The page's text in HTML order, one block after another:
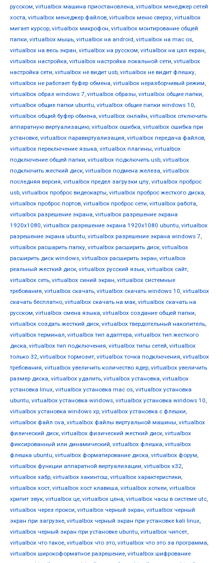
русском, virtualbox машина приостановлена, virtualbox менеджер сетей
хоста, virtualbox менеджер файлов, virtualbox меню сверху, virtualbox
мигает курсор, virtualbox микрофон, virtualbox монтирование общей
папки, virtualbox мышь, virtualbox на android, virtualbox на mac os,
virtualbox на весь экран, virtualbox на русском, virtualbox на цял екран,
virtualbox настройка, virtualbox настройка локальной сети, virtualbox
настройка сети, virtualbox не видит usb, virtualbox не видит флешку,
virtualbox не работает буфер обмена, virtualbox неразборчивый режим,
virtualbox образ windows 7, virtualbox образы, virtualbox общие папки,
virtualbox общие папки ubuntu, virtualbox общие папки windows 10,
virtualbox общий буфер обмена, virtualbox онлайн, virtualbox отключить
аппаратную виртуализацию, virtualbox ошибка, virtualbox ошибка при
установке, virtualbox паравиртуализация, virtualbox передача файлов,
virtualbox переключение языка, virtualbox плагины, virtualbox
подключение общей папки, virtualbox подключить usb, virtualbox
подключить жесткий диск, virtualbox подмена железа, virtualbox
последняя версия, virtualbox предел загрузки цпу, virtualbox проброс
usb, virtualbox проброс видеокарты, virtualbox проброс жесткого диска,
virtualbox проброс портов, virtualbox проброс сети, virtualbox работа,
virtualbox разрешение экрана, virtualbox разрешение экрана
1920x1080, virtualbox разрешение экрана 1920x1080 ubuntu, virtualbox
разрешение экрана ubuntu, virtualbox разрешение экрана windows 7,
virtualbox расшарить папку, virtualbox расширить диск, virtualbox
расширить диск windows, virtualbox расширить экран, virtualbox
реальный жесткий диск, virtualbox русский язык, virtualbox сайт,
virtualbox сеть, virtualbox синий экран, virtualbox системные
требования, virtualbox скачать, virtualbox скачать windows 10, virtualbox
скачать бесплатно, virtualbox скачать на мак, virtualbox скачать на
русском, virtualbox смена языка, virtualbox создание общей папки,
virtualbox создать жесткий диск, virtualbox твердотельный накопитель,
virtualbox терминал, virtualbox тип адаптера, virtualbox тип жесткого
диска, virtualbox тип подключения, virtualbox типы сетей, virtualbox
только 32, virtualbox тормозит, virtualbox точка подключения, virtualbox
требования, virtualbox увеличить количество ядер, virtualbox увеличить
размер диска, virtualbox удалить, virtualbox установка, virtualbox
установка linux, virtualbox установка mac os, virtualbox установка
ubuntu, virtualbox установка windows, virtualbox установка windows 10,
virtualbox установка windows xp, virtualbox установка с флешки,
virtualbox файл ova, virtualbox файлы виртуальной машины, virtualbox
физический диск, virtualbox физический жесткий диск, virtualbox
фиксированный или динамический, virtualbox флешка, virtualbox
флешка ubuntu, virtualbox форматирование диска, virtualbox форум,
virtualbox функции аппаратной виртуализации, virtualbox х32,
virtualbox хабр, virtualbox хакинтош, virtualbox характеристики,
virtualbox хост, virtualbox хост клавиша, virtualbox хоткеи, virtualbox
хрипит звук, virtualbox це, virtualbox цена, virtualbox часы в системе utc,
virtualbox через прокси, virtualbox черный экран, virtualbox черный
экран при загрузке, virtualbox черный экран при установке kali linux,
virtualbox черный экран при установке ubuntu, virtualbox чипсет,
virtualbox что такое, virtualbox что это, virtualbox что это за программа,
virtualbox широкоформатное разрешение, virtualbox шифрование